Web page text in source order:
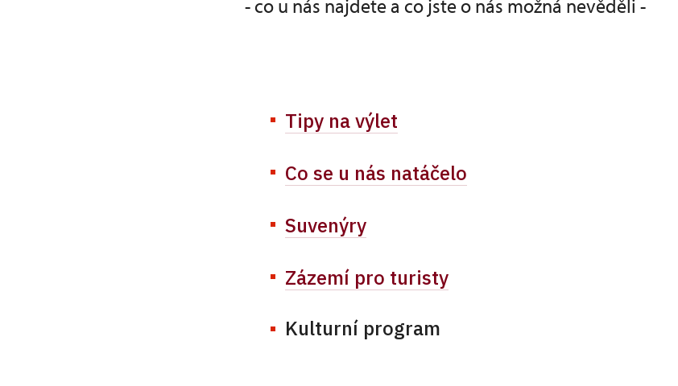
- co u nás najdete a co jste o nás možná nevěděli -
Tipy na výlet
Co se u nás natáčelo
Suvenýry
Zázemí pro turisty
Kulturní program